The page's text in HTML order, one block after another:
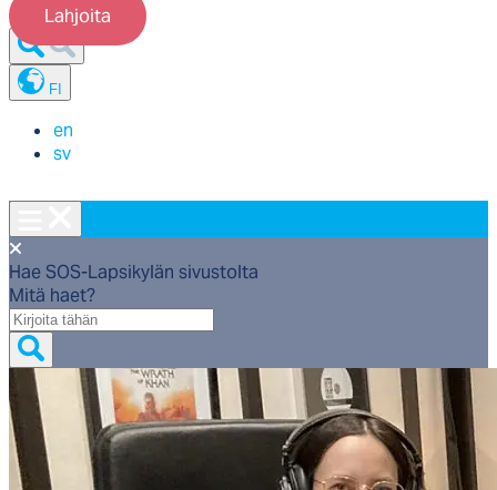
Lahjoita
FI
en
sv
Hae SOS-Lapsikylän sivustolta
Mitä haet?
Mitä
haet?